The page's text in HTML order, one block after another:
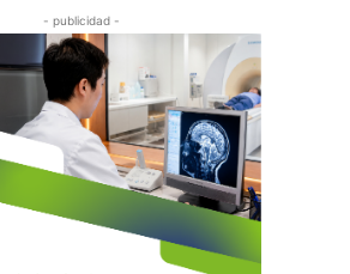
- publicidad -